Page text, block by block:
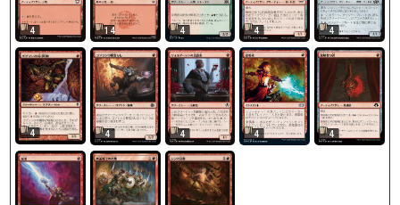
4 14 4 4 4
4 4 4 4 4